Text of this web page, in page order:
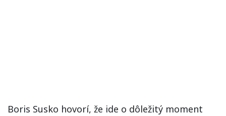
Boris Susko hovorí, že ide o dôležitý moment